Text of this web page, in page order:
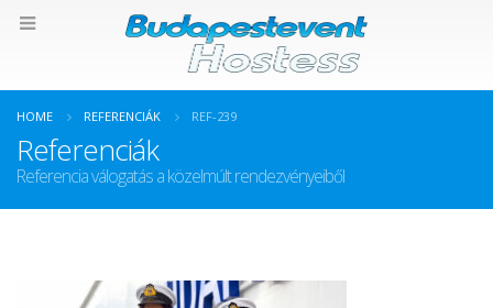
HOME REFERENCIÁK REF-239
Referenciák
Referencia válogatás a közelmúlt rendezvényeiből